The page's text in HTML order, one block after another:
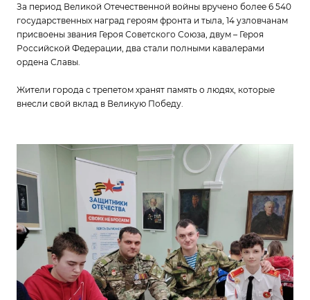
За период Великой Отечественной войны вручено более 6 540
государственных наград героям фронта и тыла, 14 узловчанам
присвоены звания Героя Советского Союза, двум – Героя
Российской Федерации, два стали полными кавалерами
ордена Славы.
Жители города с трепетом хранят память о людях, которые
внесли свой вклад в Великую Победу.